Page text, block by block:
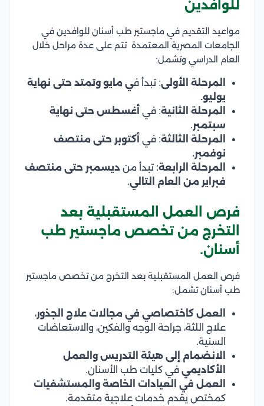
للوافدين
مواعيد التقديم في ماجستير طب أسنان للوافدين في
الجامعات المصرية المعتمدة تتم على عدة مراحل خلال
العام الدراسي وتشمل:
المرحلة الأولى: تبدأ في مايو وتمتد حتى نهاية
يوليو.
المرحلة الثانية: في أغسطس حتى نهاية
سبتمبر.
المرحلة الثالثة: في أكتوبر حتى منتصف
نوفمبر.
المرحلة الرابعة: تبدأ من ديسمبر حتى منتصف
فبراير من العام التالي.
فرص العمل المستقبلية بعد
التخرج من تخصص ماجستير طب
أسنان.
فرص العمل المستقبلية بعد التخرج من تخصص ماجستير
طب أسنان تشمل:
العمل كاختصاصي في مجالات علاج الجذور،
علاج اللثة، جراحة الوجه والفكين، والاستعاضات
السنية.
الانضمام إلى هيئة التدريس والعمل
الأكاديمي في كليات طب الأسنان.
العمل في العيادات الخاصة والمستشفيات
كمختص يقدم خدمات علاجية متقدمة.